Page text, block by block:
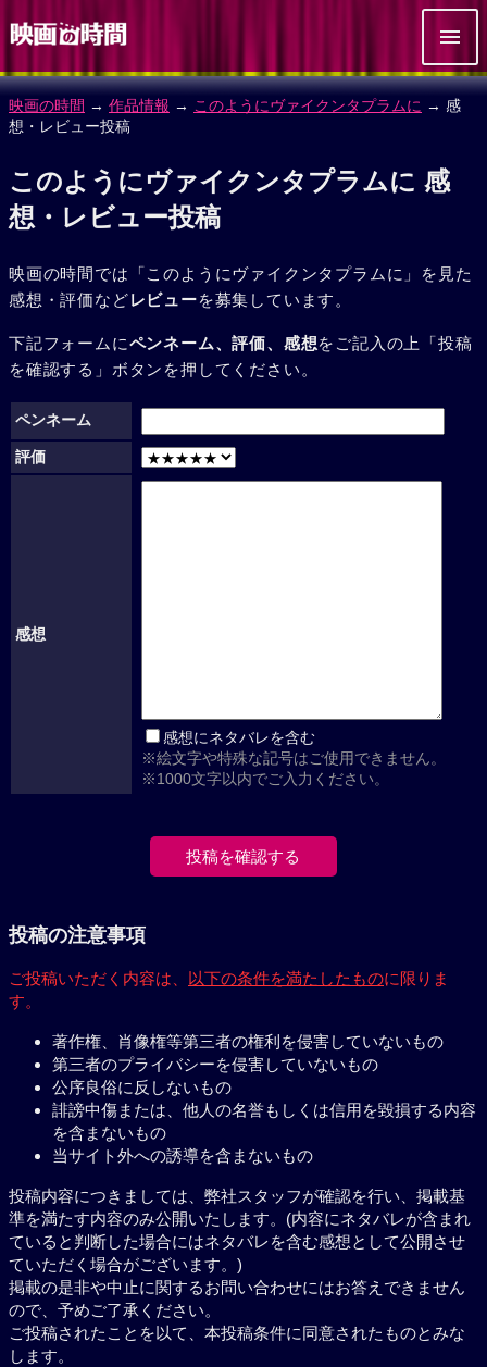
映画の時間 → 作品情報 → このようにヴァイクンタプラムに → 感
想・レビュー投稿
このようにヴァイクンタプラムに 感
想・レビュー投稿
映画の時間では「このようにヴァイクンタプラムに」を見た
感想・評価などレビューを募集しています。
下記フォームにペンネーム、評価、感想をご記入の上「投稿
を確認する」ボタンを押してください。
ペンネーム
評価
感想
感想にネタバレを含む
※絵文字や特殊な記号はご使用できません。
※1000文字以内でご入力ください。
投稿の注意事項
ご投稿いただく内容は、 以下の条件を満たしたものに限りま
す。
著作権、肖像権等第三者の権利を侵害していないもの
第三者のプライバシーを侵害していないもの
公序良俗に反しないもの
誹謗中傷または、他人の名誉もしくは信用を毀損する内容
を含まないもの
当サイト外への誘導を含まないもの
投稿内容につきましては、弊社スタッフが確認を行い、掲載基
準を満たす内容のみ公開いたします。(内容にネタバレが含まれ
ていると判断した場合にはネタバレを含む感想として公開させ
ていただく場合がございます。)
掲載の是非や中止に関するお問い合わせにはお答えできません
ので、予めご了承ください。
ご投稿されたことを以て、本投稿条件に同意されたものとみな
します。